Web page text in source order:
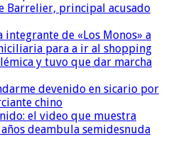
Barrelier, principal acusado
de «Los Monos» a
para a ir al shopping
y tuvo que dar marcha
devenido en sicario por
chino
el video que muestra
deambula semidesnuda